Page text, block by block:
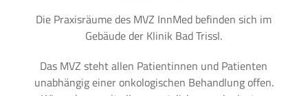
Die Praxisräume des MVZ InnMed befinden sich im
Gebäude der Klinik Bad Trissl.
Das MVZ steht allen Patientinnen und Patienten
unabhängig einer onkologischen Behandlung offen.